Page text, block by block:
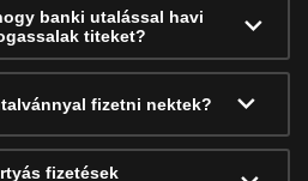
banki utalással havi
titeket?
fizetni nektek?
fizetések